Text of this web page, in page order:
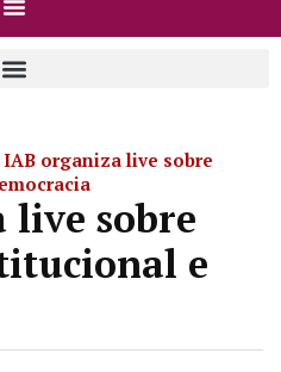
IAB organiza live sobre
live sobre
e